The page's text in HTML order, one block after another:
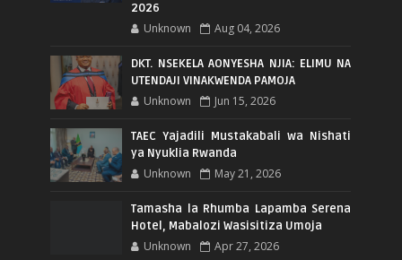
2026
Unknown Aug 04, 2026
DKT. NSEKELA AONYESHA NJIA: ELIMU NA
UTENDAJI VINAKWENDA PAMOJA
Unknown Jun 15, 2026
TAEC Yajadili Mustakabali wa Nishati
ya Nyuklia Rwanda
Unknown May 21, 2026
Tamasha la Rhumba Lapamba Serena
Hotel, Mabalozi Wasisitiza Umoja
Unknown Apr 27, 2026